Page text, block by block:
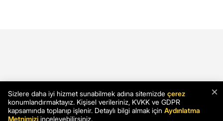
×
Sizlere daha iyi hizmet sunabilmek adına sitemizde çerez
konumlandırmaktayız. Kişisel verileriniz, KVKK ve GDPR
kapsamında toplanıp işlenir. Detaylı bilgi almak için Aydınlatma
Metnimizi inceleyebilirsiniz.